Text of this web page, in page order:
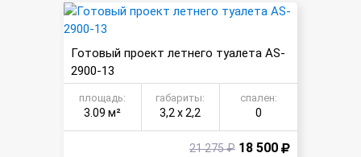
Готовый проект летнего туалета AS-
2900-13
площадь:
3.09 м²
габариты:
3,2 х 2,2
спален:
0
21 275 ₽ 18 500